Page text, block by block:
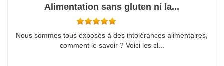
Alimentation sans gluten ni la...
Nous sommes tous exposés à des intolérances alimentaires,
comment le savoir ? Voici les cl...